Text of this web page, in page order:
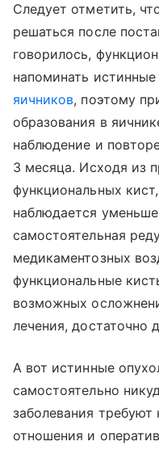
Следует отметить,
решаться после
говорилось,
напоминать
яичников, поэтому
образования в
наблюдение и
3 месяца. Исходя из
функциональных
наблюдается
самостоятельная
медикаментозных
функциональные
возможных
лечения, достаточно
А вот истинные
самостоятельно
заболевания требуют
отношения и